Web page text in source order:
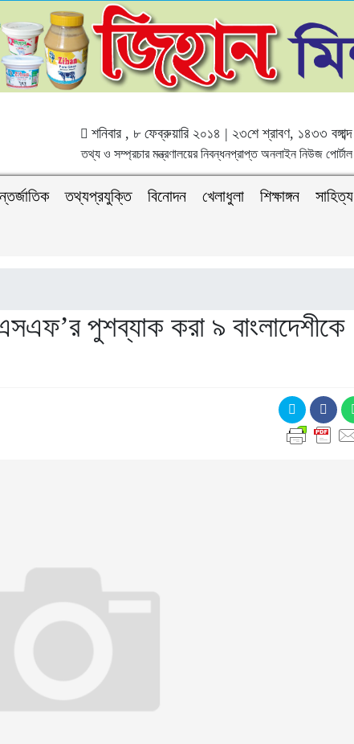
শনিবার , ৮ ফেব্রুয়ারি ২০১৪ | ২৩শে শ্রাবণ, ১৪৩৩ বঙ্গাব্দ
তথ্য ও সম্প্রচার মন্ত্রণালয়ের নিবন্ধনপ্রাপ্ত অনলাইন নিউজ পোর্টাল
তথ্যপ্রযুক্তি বিনোদন খেলাধুলা শিক্ষাঙ্গন সাহিত্য
পুশব্যাক করা ৯ বাংলাদেশীকে